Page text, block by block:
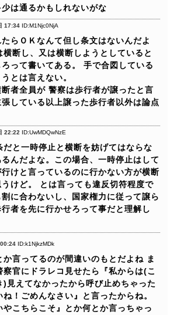
は通るかもしれないがな
17:34 ID:M1Njc0NjA
らＯＫなんて但し条文はないんだよ
断し、又は横断しようとしていると
って書いてある。
手で合図している
とは言えない。
断者全員が 警察は歩行者が譲ったと言
している以上譲った歩行者以外は論点
22:22 ID:UwMDQwNzE
と一時停止と横断を妨げてはならな
んだよな。この場合、一時停止はして
けと言っているのに行かない方が横断
けど。
とは言っても違反切符程度で
に合わないし、国家権力に従って譲ら
者を先に行かせろって事だと理解し
ID:k1NjkzMDk
か言ってるのが間違いのもとだよね ま
察官にドラレコ見せたら『私からは(こ
見えてなかったから呼び止めちゃった
！ごめんなさい』と言ったからね。
こちらこそ』とか何とか言っちゃっ